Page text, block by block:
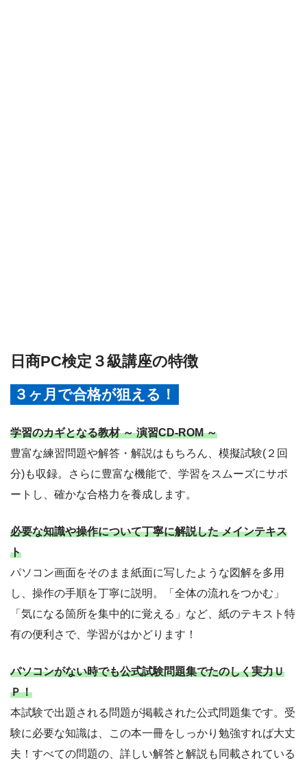
日商PC検定３級講座の特徴
３ヶ月で合格が狙える！
学習のカギとなる教材 ～ 演習CD-ROM ～
豊富な練習問題や解答・解説はもちろん、模擬試験(２回
分)も収録。さらに豊富な機能で、学習をスムーズにサポ
ートし、確かな合格力を養成します。
必要な知識や操作について丁寧に解説した メインテキス
ト
パソコン画面をそのまま紙面に写したような図解を多用
し、操作の手順を丁寧に説明。「全体の流れをつかむ」
「気になる箇所を集中的に覚える」など、紙のテキスト特
有の便利さで、学習がはかどります！
パソコンがない時でも公式試験問題集でたのしく実力Ｕ
Ｐ！
本試験で出題される問題が掲載された公式問題集です。受
験に必要な知識は、この本一冊をしっかり勉強すれば大丈
夫！すべての問題の、詳しい解答と解説も同載されている